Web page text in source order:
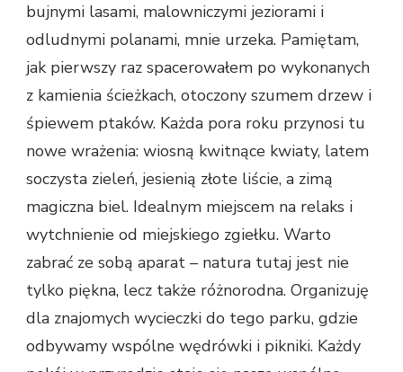
bujnymi lasami, malowniczymi jeziorami i
odludnymi polanami, mnie urzeka. Pamiętam,
jak pierwszy raz spacerowałem po wykonanych
z kamienia ścieżkach, otoczony szumem drzew i
śpiewem ptaków. Każda pora roku przynosi tu
nowe wrażenia: wiosną kwitnące kwiaty, latem
soczysta zieleń, jesienią złote liście, a zimą
magiczna biel. Idealnym miejscem na relaks i
wytchnienie od miejskiego zgiełku. Warto
zabrać ze sobą aparat – natura tutaj jest nie
tylko piękna, lecz także różnorodna. Organizuję
dla znajomych wycieczki do tego parku, gdzie
odbywamy wspólne wędrówki i pikniki. Każdy